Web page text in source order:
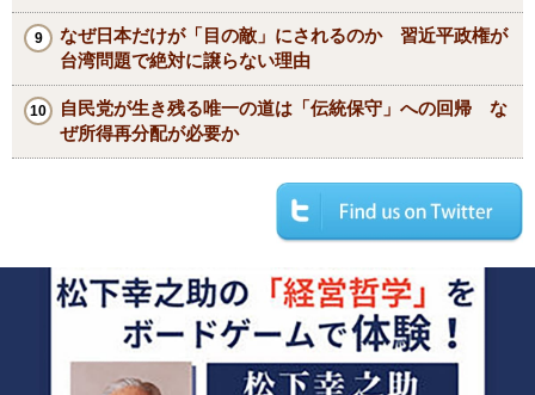
なぜ日本だけが「目の敵」にされるのか 習近平政権が
台湾問題で絶対に譲らない理由
自民党が生き残る唯一の道は「伝統保守」への回帰 な
ぜ所得再分配が必要か